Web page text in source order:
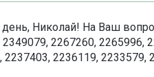
Николай! На Ваш
2267260, 2265996,
2237403, 2236119, 2233579,